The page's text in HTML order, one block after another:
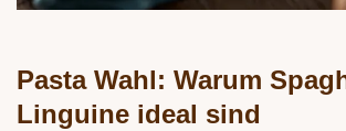
Pasta Wahl: Warum
Linguine ideal sind